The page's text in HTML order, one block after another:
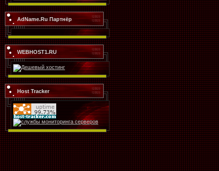
AdName.Ru Партнёр
WEBHOST1.RU
Host Tracker